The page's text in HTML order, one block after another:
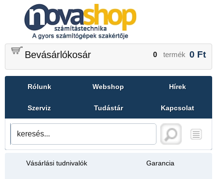
Bevásárlókosár 0 termék 0 Ft
Rólunk Webshop Hírek
Szerviz Tudástár Kapcsolat
Vásárlási tudnivalók Garancia